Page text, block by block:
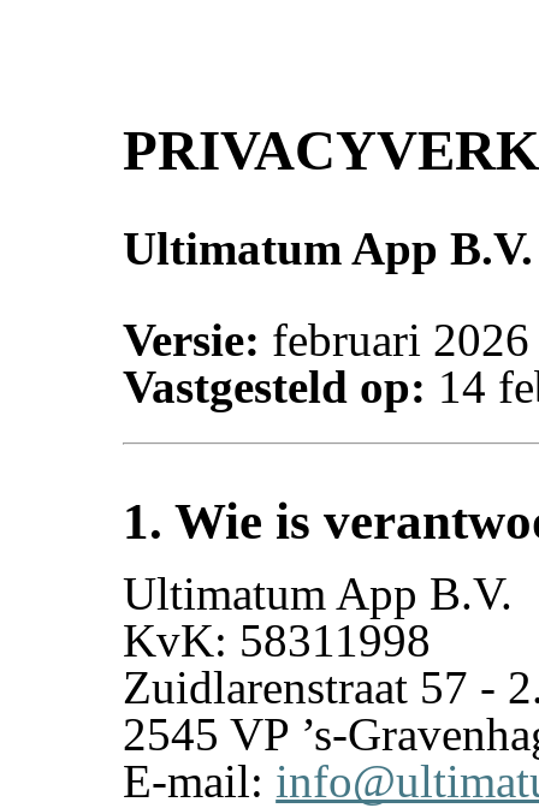
Ultimatum App B.V.
Versie: februari 2026
Vastgesteld op: 14
1. Wie is
Ultimatum App B.V.
KvK: 58311998
Zuidlarenstraat 57 -
2545 VP ’s-
E-mail: